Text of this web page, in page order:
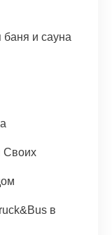
и сауна
Своих
в